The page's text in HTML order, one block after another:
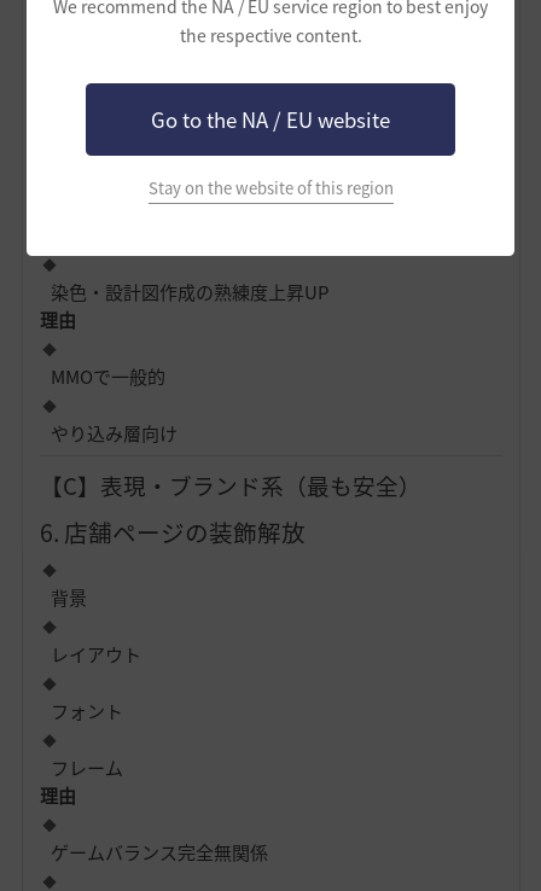
We recommend the NA / EU service region to best enjoy
the respective content.
Go to the NA / EU website
Stay on the website of this region
上限値は変わらない
Pay to Winにならない
染色・設計図作成の熟練度上昇UP
理由
MMOで一般的
やり込み層向け
【C】表現・ブランド系（最も安全）
6. 店舗ページの装飾解放
背景
レイアウト
フォント
フレーム
理由
ゲームバランス完全無関係